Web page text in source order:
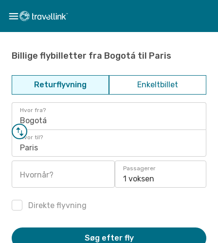
Billige flybilletter fra Bogotá til Paris
Returflyvning Enkeltbillet
Hvor fra?
Bogotá
Hvor til?
Paris
Hvornår?
Passagerer
1 voksen
Direkte flyvning
Søg efter fly